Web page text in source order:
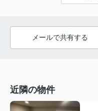
メールで共有する
近隣の物件